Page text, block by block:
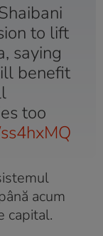
to lift
saying
benefit
too
acum
capital.